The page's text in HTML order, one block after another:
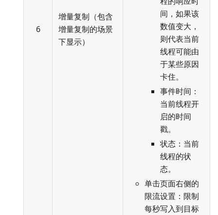
6
增量复制（包含
增量复制的场景
下显示）
间，如果该
数值变大，
则代表当前
线程可能由
于某些原因
卡住。
事件时间：
当前线程开
启的时间
戳。
状态：当前
线程的状
态。
单击页面右侧的
限流设置：限制
每秒写入到目标